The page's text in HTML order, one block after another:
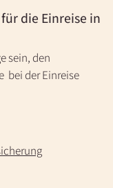
die Einreise in
sein, den
bei der Einreise